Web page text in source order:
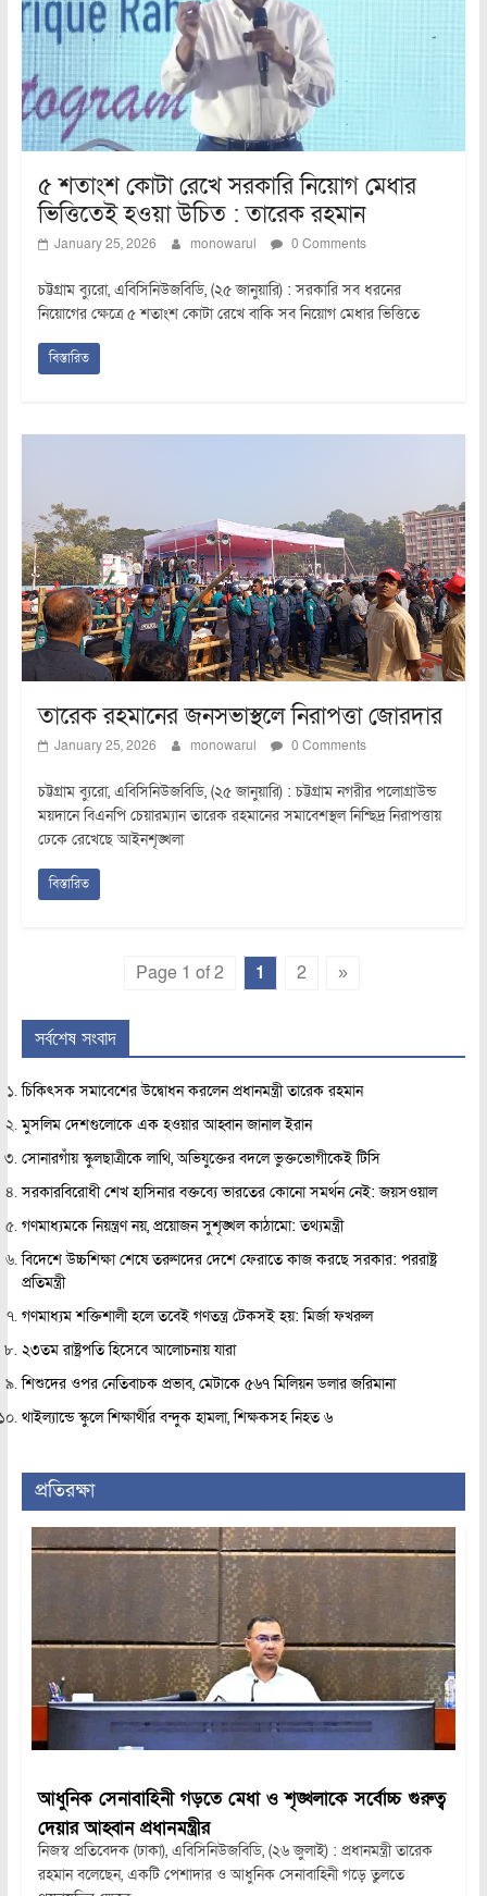
৫ শতাংশ কোটা রেখে সরকারি নিয়োগ মেধার
ভিত্তিতেই হওয়া উচিত : তারেক রহমান
January 25, 2026 monowarul 0 Comments
চট্টগ্রাম ব্যুরো, এবিসিনিউজবিডি, (২৫ জানুয়ারি) : সরকারি সব ধরনের
নিয়োগের ক্ষেত্রে ৫ শতাংশ কোটা রেখে বাকি সব নিয়োগ মেধার ভিত্তিতে
বিস্তারিত
তারেক রহমানের জনসভাস্থলে নিরাপত্তা জোরদার
January 25, 2026 monowarul 0 Comments
চট্টগ্রাম ব্যুরো, এবিসিনিউজবিডি, (২৫ জানুয়ারি) : চট্টগ্রাম নগরীর পলোগ্রাউন্ড
ময়দানে বিএনপি চেয়ারম্যান তারেক রহমানের সমাবেশস্থল নিশ্ছিদ্র নিরাপত্তায়
ঢেকে রেখেছে আইনশৃঙ্খলা
বিস্তারিত
Page 1 of 2 1 2 »
সর্বশেষ সংবাদ
চিকিৎসক সমাবেশের উদ্বোধন করলেন প্রধানমন্ত্রী তারেক রহমান
মুসলিম দেশগুলোকে এক হওয়ার আহ্বান জানাল ইরান
সোনারগাঁয় স্কুলছাত্রীকে লাথি, অভিযুক্তের বদলে ভুক্তভোগীকেই টিসি
সরকারবিরোধী শেখ হাসিনার বক্তব্যে ভারতের কোনো সমর্থন নেই: জয়সওয়াল
গণমাধ্যমকে নিয়ন্ত্রণ নয়, প্রয়োজন সুশৃঙ্খল কাঠামো: তথ্যমন্ত্রী
বিদেশে উচ্চশিক্ষা শেষে তরুণদের দেশে ফেরাতে কাজ করছে সরকার: পররাষ্ট্র
প্রতিমন্ত্রী
গণমাধ্যম শক্তিশালী হলে তবেই গণতন্ত্র টেকসই হয়: মির্জা ফখরুল
২৩তম রাষ্ট্রপতি হিসেবে আলোচনায় যারা
শিশুদের ওপর নেতিবাচক প্রভাব, মেটাকে ৫৬৭ মিলিয়ন ডলার জরিমানা
থাইল্যান্ডে স্কুলে শিক্ষার্থীর বন্দুক হামলা, শিক্ষকসহ নিহত ৬
প্রতিরক্ষা
আধুনিক সেনাবাহিনী গড়তে মেধা ও শৃঙ্খলাকে সর্বোচ্চ গুরুত্ব
দেয়ার আহ্বান প্রধানমন্ত্রীর
নিজস্ব প্রতিবেদক (ঢাকা), এবিসিনিউজবিডি, (২৬ জুলাই) : প্রধানমন্ত্রী তারেক
রহমান বলেছেন, একটি পেশাদার ও আধুনিক সেনাবাহিনী গড়ে তুলতে